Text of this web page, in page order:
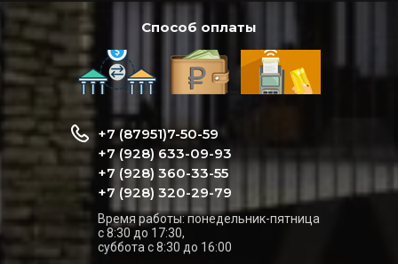
Способ оплаты
+7 (87951)7-50-59
+7 (928) 633-09-93
+7 (928) 360-33-55
+7 (928) 320-29-79
Время работы: понедельник-пятница
c 8:30 до 17:30,
суббота с 8:30 до 16:00